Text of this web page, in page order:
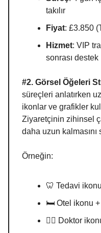
takılır
Fiyat: £3.850
Hizmet: VIP
sonrası destek
#2. Görsel Öğeleri
süreçleri anlatırken
ikonlar ve grafikler
Ziyaretçinin zihinsel
daha uzun kalmasını
Örneğin:
🦷 Tedavi
🛏️ Otel ikonu +
👨‍⚕️ Doktor